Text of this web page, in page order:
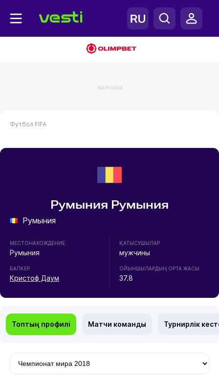
ЖАРНАМА
Футбол FIFA
Румыния Румыния
Румыния
МЕСТОНАХОЖДЕНИЕ
Румыния
БАПКЕР
Кристоф Даум
ҚАТЫСУШЫЛАР
мужчины
ОЙЫНШЫЛАРДЫҢ ОРТА ЖАСЫ
37.8
Топтың профилі Матчи команды Турнирлік